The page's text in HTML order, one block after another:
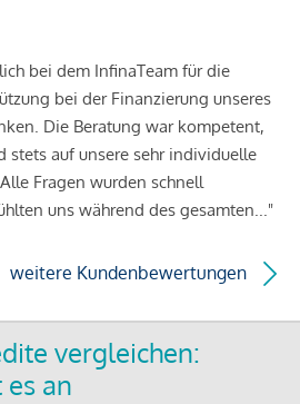
bei dem InfinaTeam für die
bei der Finanzierung unseres
Die Beratung war kompetent,
stets auf unsere sehr individuelle
Fragen wurden schnell
uns während des gesamten..."
weitere Kundenbewertungen
vergleichen:
an